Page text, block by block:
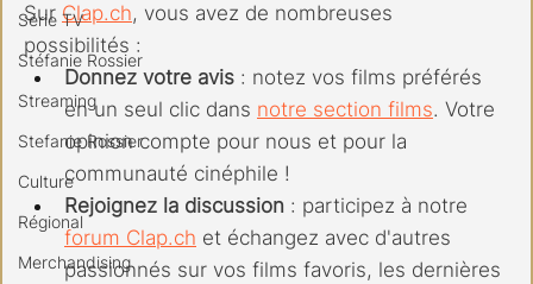
Série TV
Stéfanie Rossier
Streaming
Stefanie Rossier
Culture
Régional
Merchandising
Sur Clap.ch, vous avez de nombreuses
possibilités :
Donnez votre avis : notez vos films préférés
en un seul clic dans notre section films. Votre
opinion compte pour nous et pour la
communauté cinéphile !
Rejoignez la discussion : participez à notre
forum Clap.ch et échangez avec d'autres
passionnés sur vos films favoris, les dernières